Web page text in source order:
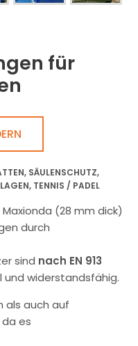
für
, SÄULENSCHUTZ,
, TENNIS / PADEL
(28 mm dick)
durch
sind nach EN 913
und widerstandsfähig.
als auch auf
es